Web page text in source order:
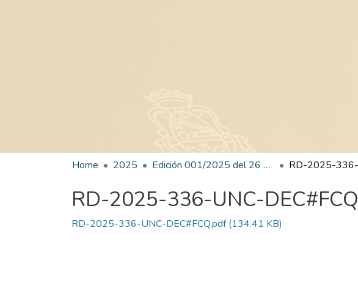
Home 2025 Edición 001/2025 del 26 de mayo de 2025
RD-2025-336-UNC-DEC#FCQ
RD-2025-336-UNC-DEC#FCQ.pdf(134.41 KB)